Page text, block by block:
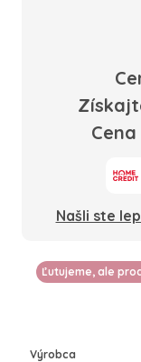
Našli ste
Ľutujeme, ale
Výrobca